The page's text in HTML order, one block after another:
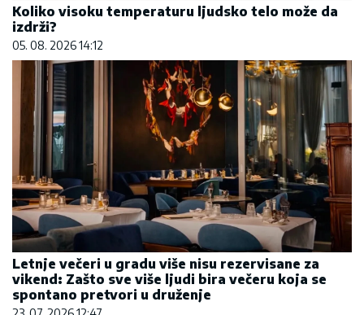
Koliko visoku temperaturu ljudsko telo može da
izdrži?
05. 08. 2026 14:12
Letnje večeri u gradu više nisu rezervisane za
vikend: Zašto sve više ljudi bira večeru koja se
spontano pretvori u druženje